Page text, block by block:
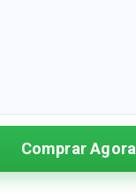
Comprar Agora